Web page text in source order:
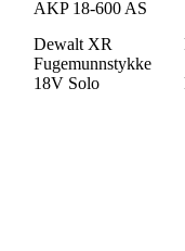
AKP 18-600 AS
Dewalt XR
Fugemunnstykke
18V Solo